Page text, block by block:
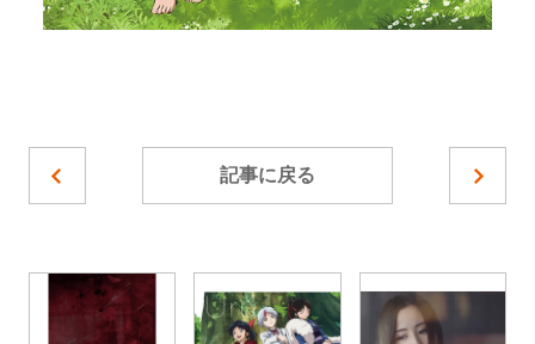
記事に戻る